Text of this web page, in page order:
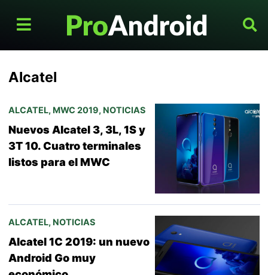
Alcatel
ALCATEL, MWC 2019, NOTICIAS
Nuevos Alcatel 3, 3L, 1S y
3T 10. Cuatro terminales
listos para el MWC
ALCATEL, NOTICIAS
Alcatel 1C 2019: un nuevo
Android Go muy